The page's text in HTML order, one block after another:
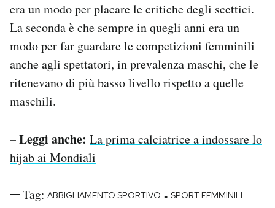
era un modo per placare le critiche degli scettici.
La seconda è che sempre in quegli anni era un
modo per far guardare le competizioni femminili
anche agli spettatori, in prevalenza maschi, che le
ritenevano di più basso livello rispetto a quelle
maschili.
– Leggi anche: La prima calciatrice a indossare lo
hijab ai Mondiali
Tag: ABBIGLIAMENTO SPORTIVO - SPORT FEMMINILI